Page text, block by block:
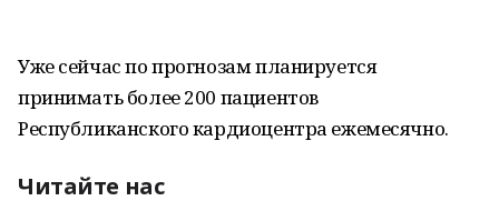
Уже сейчас по прогнозам планируется
принимать более 200 пациентов
Республиканского кардиоцентра ежемесячно.
Читайте нас